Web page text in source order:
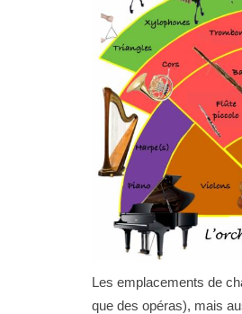
Les emplacements de
que des opéras), mais
Enregistrement
Comment